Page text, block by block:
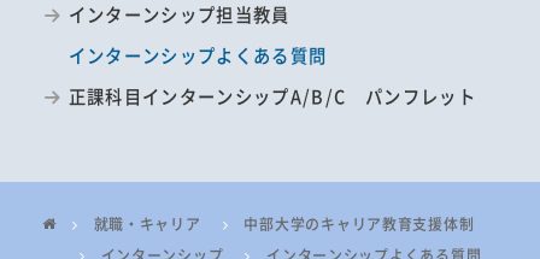
インターンシップ担当教員
インターンシップよくある質問
正課科目インターンシップA/B/C パンフレット
就職・キャリア
中部大学のキャリア教育支援体制